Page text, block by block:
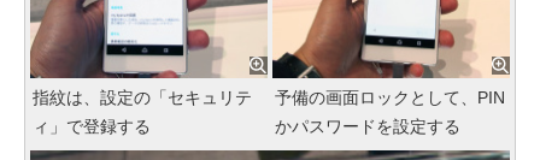
指紋は、設定の「セキュリテ
ィ」で登録する
予備の画面ロックとして、PIN
かパスワードを設定する